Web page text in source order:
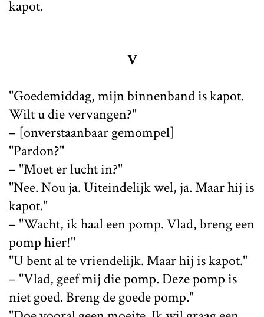
kapot.
V
"Goedemiddag, mijn binnenband is kapot.
Wilt u die vervangen?"
– [onverstaanbaar gemompel]
"Pardon?"
– "Moet er lucht in?"
"Nee. Nou ja. Uiteindelijk wel, ja. Maar hij is
kapot."
– "Wacht, ik haal een pomp. Vlad, breng een
pomp hier!"
"U bent al te vriendelijk. Maar hij is kapot."
– "Vlad, geef mij die pomp. Deze pomp is
niet goed. Breng de goede pomp."